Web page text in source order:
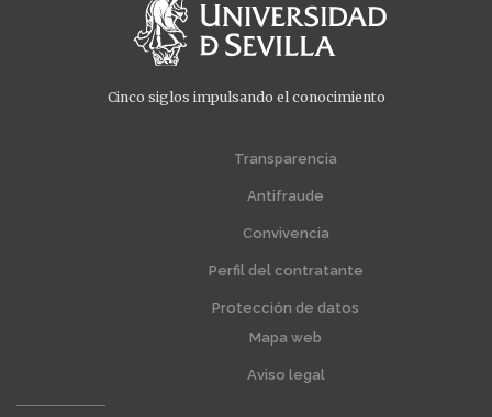
Cinco siglos impulsando el conocimiento
Transparencia
Antifraude
Convivencia
Perfil del contratante
Protección de datos
Mapa web
Aviso legal